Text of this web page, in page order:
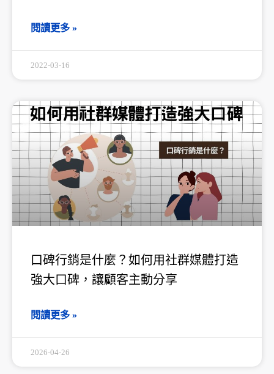
閱讀更多 »
2022-03-16
口碑行銷是什麼？如何用社群媒體打造
強大口碑，讓顧客主動分享
閱讀更多 »
2026-04-26